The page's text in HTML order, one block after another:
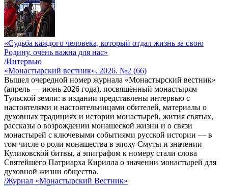
«Судьба каждого человека, который отдал жизнь за свою
Родину, очень важна для нас»
/Интервью
«Монастырский вестник». 2026. №2 (66)
Вышел очередной номер журнала «Монастырский вестник»
(апрель — июнь 2026 года), посвящённый монастырям
Тульской земли: в издании представлены интервью с
настоятелями и настоятельницами обителей, материалы о
духовных традициях и истории монастырей, жития святых,
рассказы о возрождении монашеской жизни и о связи
монастырей с ключевыми событиями русской истории — в
том числе о роли монашества в эпоху Смуты и значении
Куликовской битвы, а эпиграфом к номеру стали слова
Святейшего Патриарха Кирилла о значении монастырей для
духовной жизни общества.
/Журнал «Монастырский Вестник»